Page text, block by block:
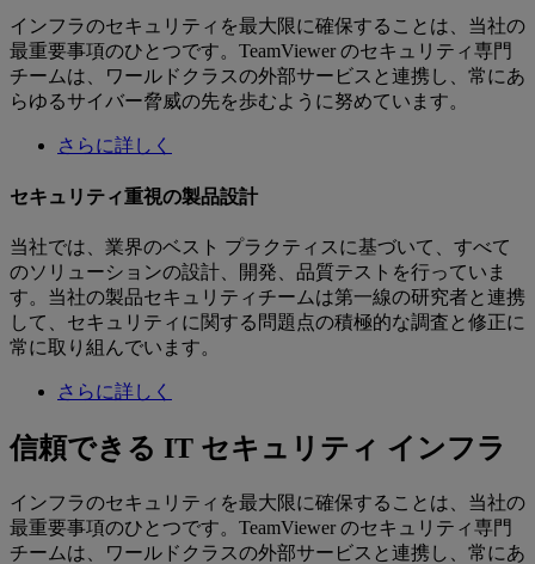
インフラのセキュリティを最大限に確保することは、当社の
最重要事項のひとつです。TeamViewer のセキュリティ専門
チームは、ワールドクラスの外部サービスと連携し、常にあ
らゆるサイバー脅威の先を歩むように努めています。
さらに詳しく
セキュリティ重視の製品設計
当社では、業界のベスト プラクティスに基づいて、すべて
のソリューションの設計、開発、品質テストを行っていま
す。当社の製品セキュリティチームは第一線の研究者と連携
して、セキュリティに関する問題点の積極的な調査と修正に
常に取り組んでいます。
さらに詳しく
信頼できる IT セキュリティ インフラ
インフラのセキュリティを最大限に確保することは、当社の
最重要事項のひとつです。TeamViewer のセキュリティ専門
チームは、ワールドクラスの外部サービスと連携し、常にあ